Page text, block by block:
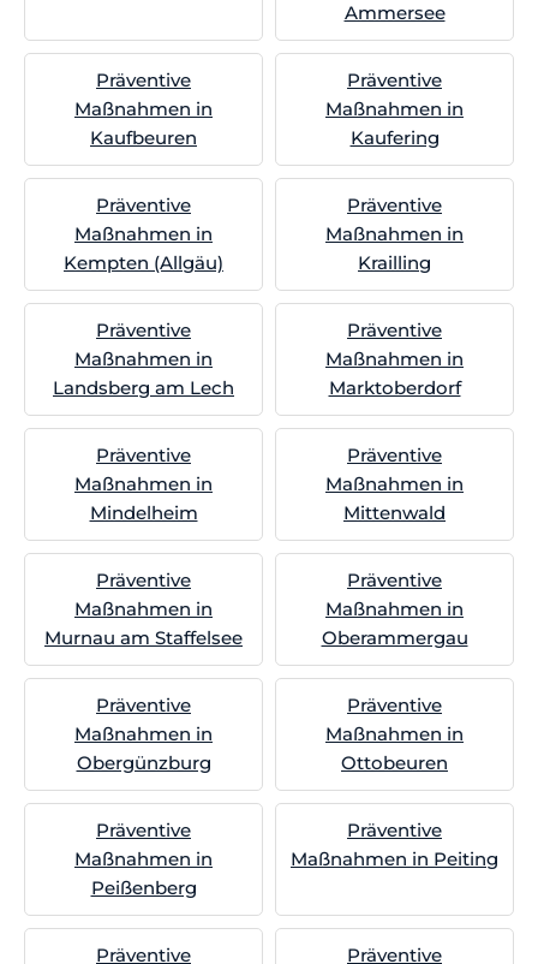
Ammersee
Präventive
Maßnahmen in
Kaufbeuren
Präventive
Maßnahmen in
Kaufering
Präventive
Maßnahmen in
Kempten (Allgäu)
Präventive
Maßnahmen in
Krailling
Präventive
Maßnahmen in
Landsberg am Lech
Präventive
Maßnahmen in
Marktoberdorf
Präventive
Maßnahmen in
Mindelheim
Präventive
Maßnahmen in
Mittenwald
Präventive
Maßnahmen in
Murnau am Staffelsee
Präventive
Maßnahmen in
Oberammergau
Präventive
Maßnahmen in
Obergünzburg
Präventive
Maßnahmen in
Ottobeuren
Präventive
Maßnahmen in
Peißenberg
Präventive
Maßnahmen in Peiting
Präventive Präventive